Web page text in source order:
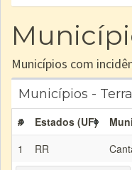
Municípios com
Municípios -
# Estados (UF)
1
RR